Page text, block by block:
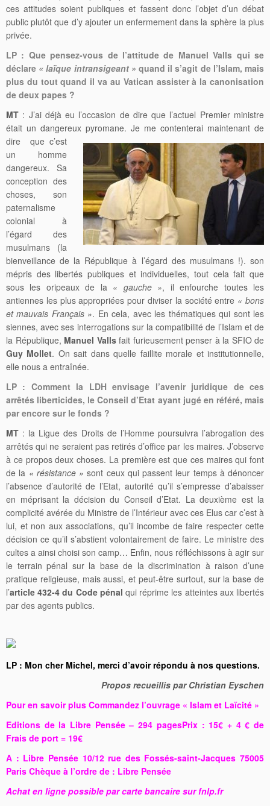
ces attitudes soient publiques et fassent donc l’objet d’un débat
public plutôt que d’y ajouter un enfermement dans la sphère la plus
privée.
LP : Que pensez-vous de l’attitude de Manuel Valls qui se
déclare « laïque intransigeant » quand il s’agit de l’Islam, mais
plus du tout quand il va au Vatican assister à la canonisation
de deux papes ?
MT : J’ai déjà eu l’occasion de dire que l’actuel Premier ministre
était un dangereux pyromane. Je me contenterai maintenant de
dire
que c’est
un homme
dangereux. Sa
conception des
choses, son
paternalisme
colonial à
l’égard des
musulmans (la
bienveillance de la République à l’égard des musulmans !). son
mépris des libertés publiques et individuelles, tout cela fait que
sous les oripeaux de la « gauche », il enfourche toutes les
antiennes les plus appropriées pour diviser la société entre « bons
et mauvais Français ». En cela, avec les thématiques qui sont les
siennes, avec ses interrogations sur la compatibilité de l’Islam et de
la République, Manuel Vallsfait furieusement penser à la SFIO de
Guy Mollet. On sait dans quelle faillite morale et institutionnelle,
elle nous a entraînée.
LP : Comment la LDH envisage l’avenir juridique de ces
arrêtés liberticides, le Conseil d’Etat ayant jugé en référé, mais
par encore sur le fonds ?
MT : la Ligue des Droits de l’Homme poursuivra l’abrogation des
arrêtés qui ne seraient pas retirés d’office par les maires. J’observe
à ce propos deux choses. La première est que ces maires qui font
de la « résistance » sont ceux qui passent leur temps à dénoncer
l’absence d’autorité de l’Etat, autorité qu’il s’empresse d’abaisser
en méprisant la décision du Conseil d’Etat. La deuxième est la
complicité avérée du Ministre de l’Intérieur avec ces Elus car c’est à
lui, et non aux associations, qu’il incombe de faire respecter cette
décision ce qu’il s’abstient volontairement de faire. Le ministre des
cultes a ainsi choisi son camp… Enfin, nous réfléchissons à agir sur
le terrain pénal sur la base de la discrimination à raison d’une
pratique religieuse, mais aussi, et peut-être surtout, sur la base de
l’article 432-4 du Code pénal qui réprime les atteintes aux libertés
par des agents publics.
LP : Mon cher Michel, merci d’avoir répondu à nos questions.
Propos recueillis par Christian Eyschen
Pour en savoir plus Commandez l’ouvrage « Islam et Laïcité »
Editions de la Libre Pensée – 294 pagesPrix : 15€ + 4 € de
Frais de port = 19€
A : Libre Pensée 10/12 rue des Fossés-saint-Jacques 75005
Paris Chèque à l’ordre de : Libre Pensée
Achat en ligne possible par carte bancaire sur fnlp.fr